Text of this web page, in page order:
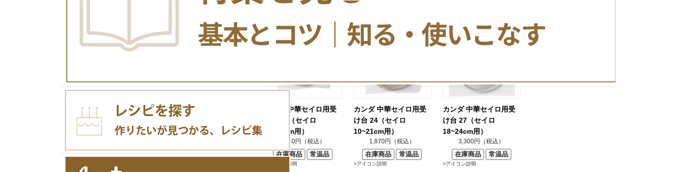
カンダ 中華セイロ用受
け台 20（セイロ
10~18cm用）
1,540円（税込）
在庫商品 常温品
>アイコン説明
カンダ 中華セイロ用受
け台 24（セイロ
10~21cm用）
1,870円（税込）
在庫商品 常温品
>アイコン説明
カンダ 中華セイロ用受
け台 27（セイロ
18~24cm用）
3,300円（税込）
在庫商品 常温品
>アイコン説明